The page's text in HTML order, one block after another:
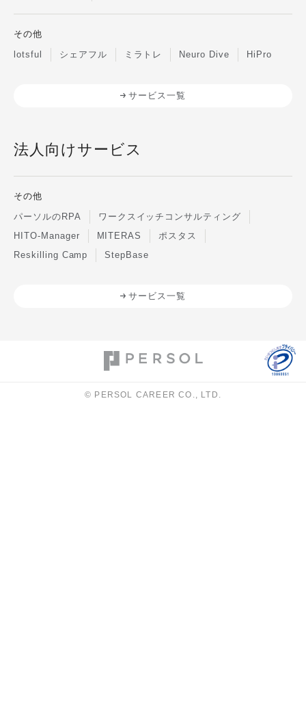
その他
lotsful
シェアフル ミラトレ Neuro Dive HiPro
サービス一覧
法人向けサービス
その他
パーソルのRPA
ワークスイッチコンサルティング
HITO-Manager
MITERAS
ポスタス
Reskilling Camp
StepBase
サービス一覧
© PERSOL CAREER CO., LTD.